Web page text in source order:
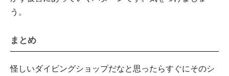
う。
まとめ
怪しいダイビングショップだなと思ったらすぐにそのシ